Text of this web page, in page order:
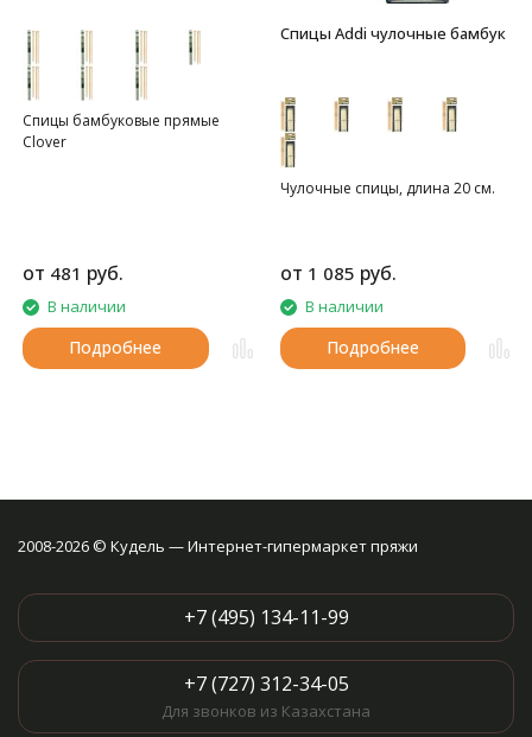
Спицы бамбуковые прямые
Clover
от 481 руб.
В наличии
Подробнее
Спицы Addi чулочные бамбук
Чулочные спицы, длина 20 см.
от 1 085 руб.
В наличии
Подробнее
2008-2026 © Кудель — Интернет-гипермаркет пряжи
+7 (495) 134-11-99
+7 (727) 312-34-05
Для звонков из Казахстана